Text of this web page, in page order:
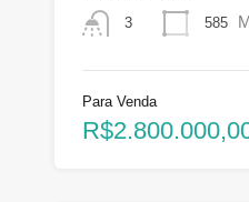
3 585
Para Venda